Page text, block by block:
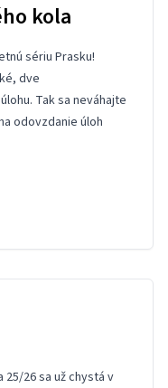
kola
sériu Prasku!
dve
Tak sa neváhajte
odovzdanie úloh
26 sa už chystá v